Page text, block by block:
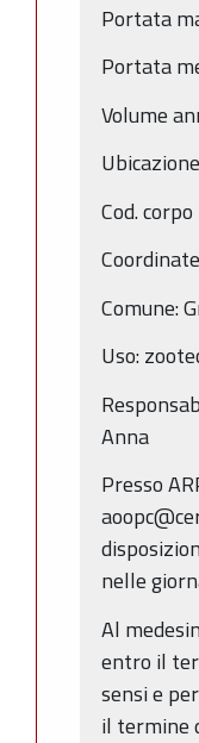
Portata
Portata
Volume
Cod.
Comune:
Uso:
Anna
Presso
nelle
Al
entro il
sensi e
il termine